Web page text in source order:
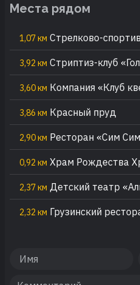
Места рядом
1,07 км Стрелково-
3,92 км Стриптиз-клуб
3,60 км Компания «Клуб
3,86 км Красный пруд
2,90 км Ресторан «Сим
0,92 км Храм Рождества
2,37 км Детский театр
2,32 км Грузинский